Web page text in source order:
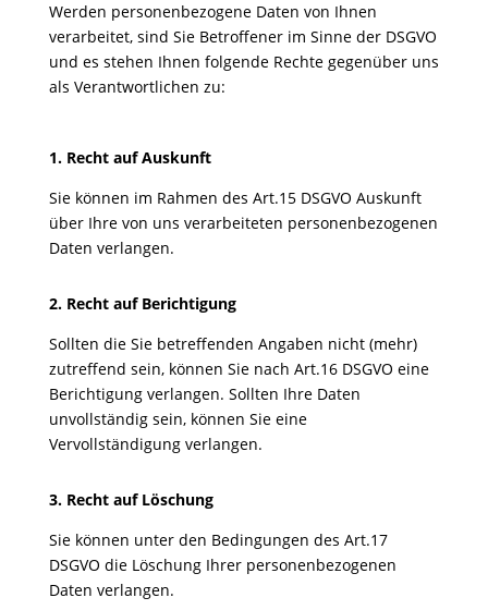
Werden personenbezogene Daten von Ihnen
verarbeitet, sind Sie Betroffener im Sinne der DSGVO
und es stehen Ihnen folgende Rechte gegenüber uns
als Verantwortlichen zu:
1. Recht auf Auskunft
Sie können im Rahmen des Art.15 DSGVO Auskunft
über Ihre von uns verarbeiteten personenbezogenen
Daten verlangen.
2. Recht auf Berichtigung
Sollten die Sie betreffenden Angaben nicht (mehr)
zutreffend sein, können Sie nach Art.16 DSGVO eine
Berichtigung verlangen. Sollten Ihre Daten
unvollständig sein, können Sie eine
Vervollständigung verlangen.
3. Recht auf Löschung
Sie können unter den Bedingungen des Art.17
DSGVO die Löschung Ihrer personenbezogenen
Daten verlangen.